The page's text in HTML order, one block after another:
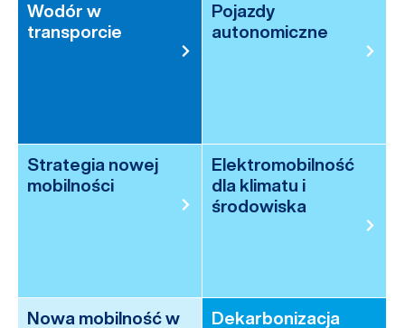
Wodór w
transporcie
Pojazdy
autonomiczne
Strategia nowej
mobilności
Elektromobilność
dla klimatu i
środowiska
Nowa mobilność w
Dekarbonizacja